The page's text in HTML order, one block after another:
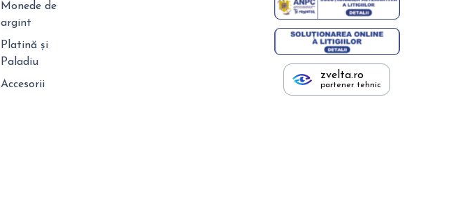
Monede de
argint
Platină și
Paladiu
Accesorii
zvelta.ro
partener tehnic